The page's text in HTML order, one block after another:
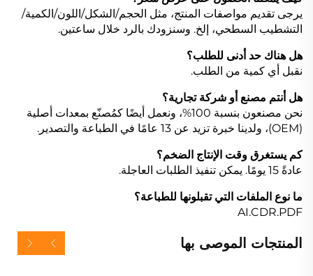
يرجى تقديم مواصفات المنتج، مثل الحجم/الشكل/اللون/الكمية/
التشطيب السطحي، إلخ. وسنزودك بالرد خلال ساعتين.
هل هناك حد أدنى للطلب؟
نقبل أي كمية من الطلب.
هل أنتم مصنع أو شركة تجارية؟
نحن مصنعون بنسبة 100%، ونعمل أيضًا كمُصنّع بمعدات أصلية
(OEM)، ولدينا خبرة تزيد عن 13 عامًا في الطباعة والتصدير.
كم يستغرق وقت الإنتاج الضخم؟
عادةً 15 يومًا. يمكن تنفيذ الطلبات العاجلة.
ما نوع الملفات التي تقبلونها للطباعة؟
AI.CDR.PDF
المنتجات الموصى بها